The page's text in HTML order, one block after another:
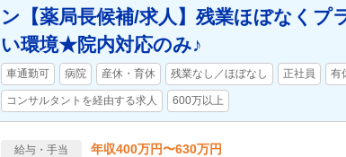
ン【薬局長候補/求人】残業ほぼなくプ
い環境★院内対応のみ♪
車通勤可 病院 産休・育休 残業なし／ほぼなし 正社員 有
コンサルタントを経由する求人 600万以上
給与・手当 年収400万円〜630万円